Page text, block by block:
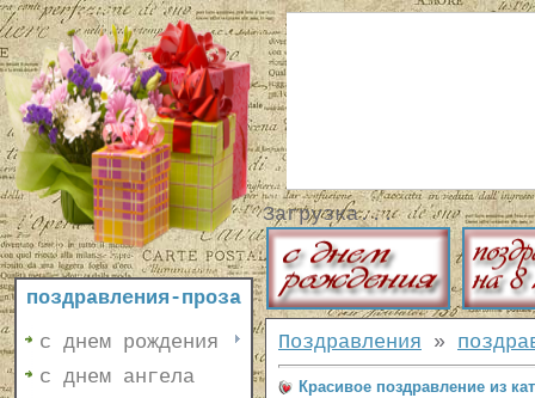
поздравления-проза
с днем рождения
с днем ангела
Загрузка...
Поздравления »
Красивое поздравление из